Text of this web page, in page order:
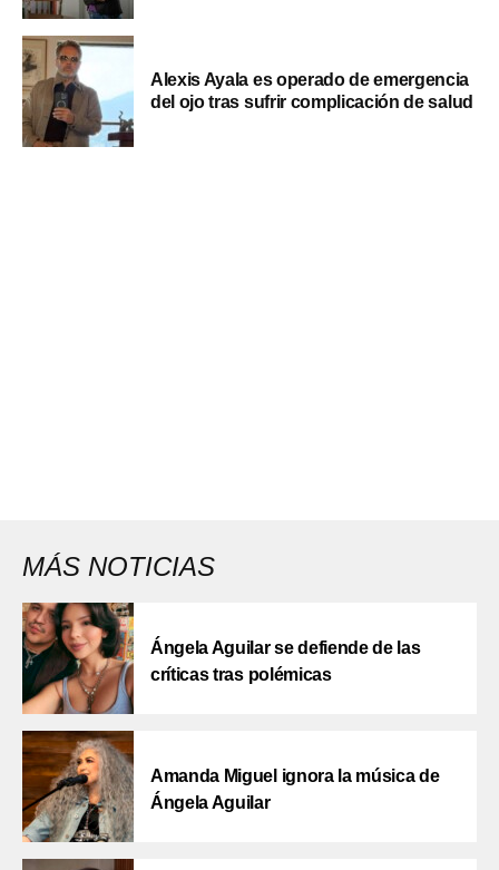
Alexis Ayala es operado de emergencia
del ojo tras sufrir complicación de salud
MÁS NOTICIAS
Ángela Aguilar se defiende de las
críticas tras polémicas
Amanda Miguel ignora la música de
Ángela Aguilar